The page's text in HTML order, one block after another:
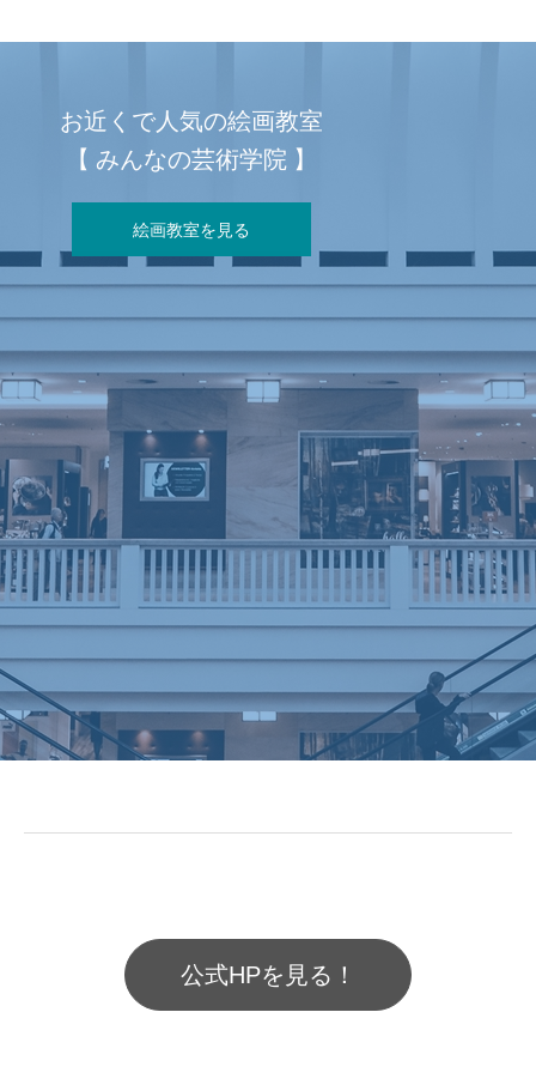
お近くで人気の絵画教室
【 みんなの芸術学院 】
絵画教室を見る
公式HPを見る！